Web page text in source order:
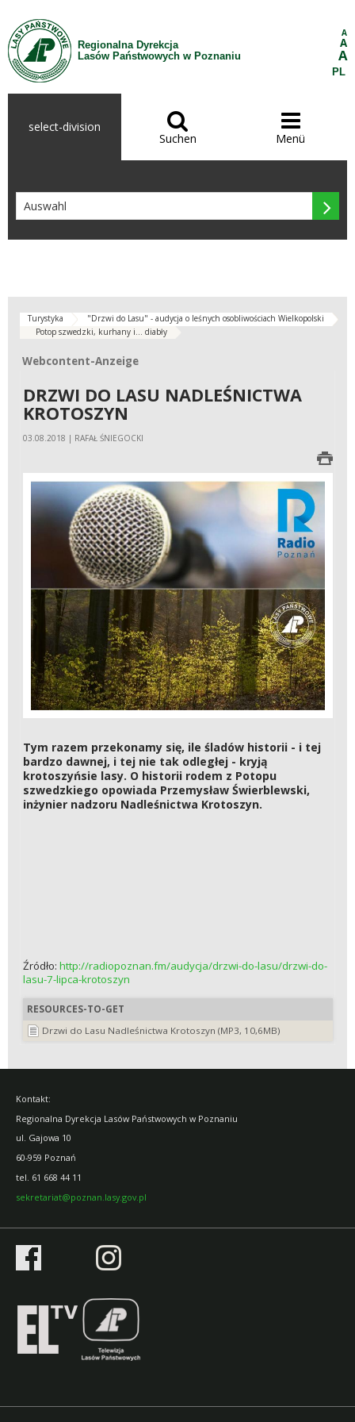
Zum Inhalt wechseln
Regionalna Dyrekcja
Lasów Państwowych w Poznaniu
A
A
A
PL
select-division 
Suchen

Menü

Turystyka
"Drzwi do Lasu" - audycja o leśnych osobliwościach Wielkopolski
Potop szwedzki, kurhany i... diabły
Webcontent-Anzeige
Webcontent-Anzeige
DRZWI DO LASU NADLEŚNICTWA
KROTOSZYN
03.08.2018 | RAFAŁ ŚNIEGOCKI
Tym razem przekonamy się, ile śladów historii - i tej
bardzo dawnej, i tej nie tak odległej - kryją
krotoszyńsie lasy. O historii rodem z Potopu
szwedzkiego opowiada Przemysław Świerblewski,
inżynier nadzoru Nadleśnictwa Krotoszyn.
Źródło: http://radiopoznan.fm/audycja/drzwi-do-lasu/drzwi-do-
lasu-7-lipca-krotoszyn
RESOURCES-TO-GET
Drzwi do Lasu Nadleśnictwa Krotoszyn (MP3, 10,6MB)
Kontakt:
Regionalna Dyrekcja Lasów Państwowych w Poznaniu
ul. Gajowa 10
60-959 Poznań
tel. 61 668 44 11
sekretariat@poznan.lasy.gov.pl